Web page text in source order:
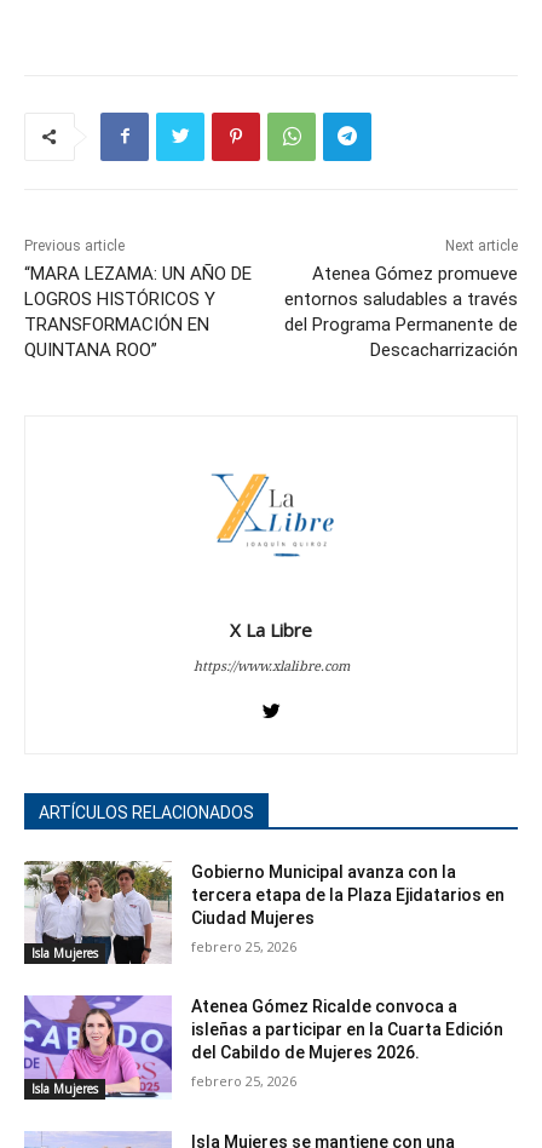
Previous article
“MARA LEZAMA: UN AÑO DE
LOGROS HISTÓRICOS Y
TRANSFORMACIÓN EN
QUINTANA ROO”
Next article
Atenea Gómez promueve
entornos saludables a través
del Programa Permanente de
Descacharrización
X La Libre
https://www.xlalibre.com
ARTÍCULOS RELACIONADOS
Isla Mujeres
Gobierno Municipal avanza con la
tercera etapa de la Plaza Ejidatarios en
Ciudad Mujeres
febrero 25, 2026
Isla Mujeres
Atenea Gómez Ricalde convoca a
isleñas a participar en la Cuarta Edición
del Cabildo de Mujeres 2026.
febrero 25, 2026
Isla Mujeres se mantiene con una